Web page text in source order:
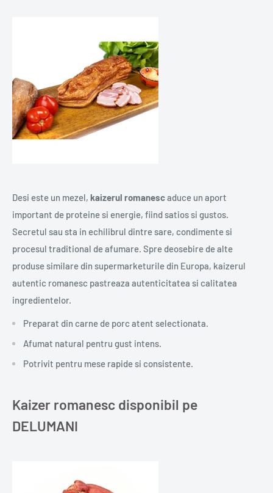
Desi este un mezel, kaizerul romanescaduce un aport
important de proteine si energie, fiind satios si gustos.
Secretul sau sta in echilibrul dintre sare, condimente si
procesul traditional de afumare. Spre deosebire de alte
produse similare din supermarketurile din Europa, kaizerul
autentic romanesc pastreaza autenticitatea si calitatea
ingredientelor.
Preparat din carne de porc atent selectionata.
Afumat natural pentru gust intens.
Potrivit pentru mese rapide si consistente.
Kaizer romanesc disponibil pe
DELUMANI